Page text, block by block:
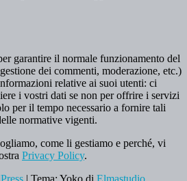
garantire il normale funzionamento del
dei commenti, moderazione, etc.)
relative ai suoi utenti: ci
i vostri dati se non per offrire i servizi
per il tempo necessario a fornire tali
normative vigenti.
come li gestiamo e perché, vi
Privacy Policy.